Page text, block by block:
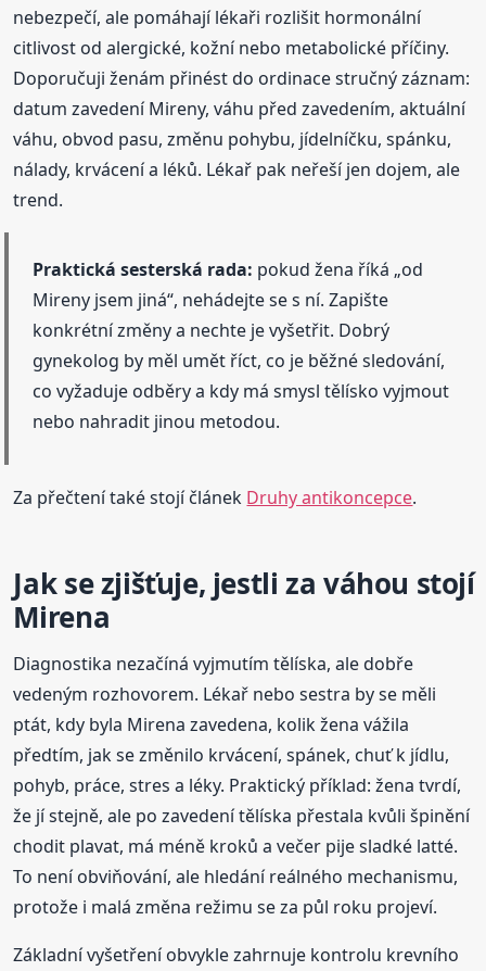
nebezpečí, ale pomáhají lékaři rozlišit hormonální
citlivost od alergické, kožní nebo metabolické příčiny.
Doporučuji ženám přinést do ordinace stručný záznam:
datum zavedení Mireny, váhu před zavedením, aktuální
váhu, obvod pasu, změnu pohybu, jídelníčku, spánku,
nálady, krvácení a léků. Lékař pak neřeší jen dojem, ale
trend.
Praktická sesterská rada: pokud žena říká „od
Mireny jsem jiná“, nehádejte se s ní. Zapište
konkrétní změny a nechte je vyšetřit. Dobrý
gynekolog by měl umět říct, co je běžné sledování,
co vyžaduje odběry a kdy má smysl tělísko vyjmout
nebo nahradit jinou metodou.
Za přečtení také stojí článek Druhy antikoncepce.
Jak se zjišťuje, jestli za váhou stojí
Mirena
Diagnostika nezačíná vyjmutím tělíska, ale dobře
vedeným rozhovorem. Lékař nebo sestra by se měli
ptát, kdy byla Mirena zavedena, kolik žena vážila
předtím, jak se změnilo krvácení, spánek, chuť k jídlu,
pohyb, práce, stres a léky. Praktický příklad: žena tvrdí,
že jí stejně, ale po zavedení tělíska přestala kvůli špinění
chodit plavat, má méně kroků a večer pije sladké latté.
To není obviňování, ale hledání reálného mechanismu,
protože i malá změna režimu se za půl roku projeví.
Základní vyšetření obvykle zahrnuje kontrolu krevního